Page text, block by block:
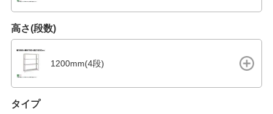
高さ(段数)
1200mm(4段)
タイプ